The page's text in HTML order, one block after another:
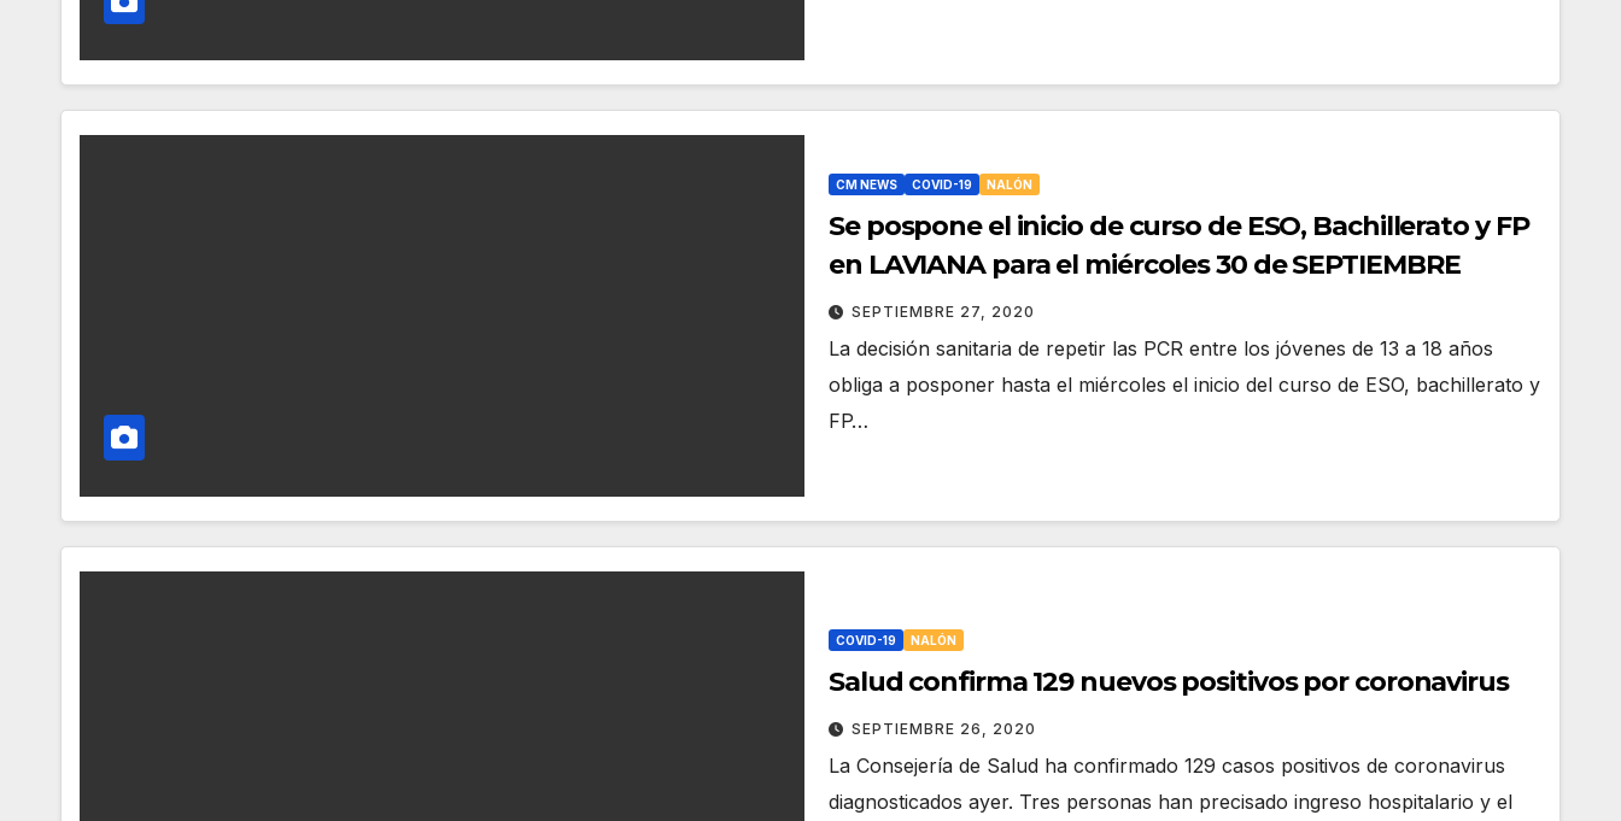
CM NEWS COVID-19 NALÓN
Se pospone el inicio de curso de ESO, Bachillerato y FP
en LAVIANA para el miércoles 30 de SEPTIEMBRE
SEPTIEMBRE 27, 2020
La decisión sanitaria de repetir las PCR entre los jóvenes de 13 a 18 años
obliga a posponer hasta el miércoles el inicio del curso de ESO, bachillerato y
FP…
COVID-19 NALÓN
Salud confirma 129 nuevos positivos por coronavirus
SEPTIEMBRE 26, 2020
La Consejería de Salud ha confirmado 129 casos positivos de coronavirus
diagnosticados ayer. Tres personas han precisado ingreso hospitalario y el